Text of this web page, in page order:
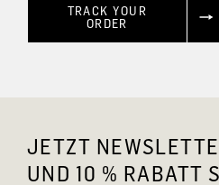
TRACK YOUR
ORDER
JETZT
UND 10 % RABATT